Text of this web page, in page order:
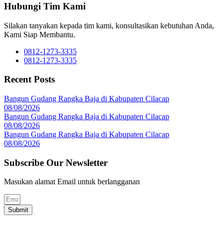
Hubungi Tim Kami
Silakan tanyakan kepada tim kami, konsultasikan kebutuhan Anda,
Kami Siap Membantu.
0812-1273-3335
0812-1273-3335
Recent Posts
Bangun Gudang Rangka Baja di Kabupaten Cilacap
08/08/2026
Bangun Gudang Rangka Baja di Kabupaten Cilacap
08/08/2026
Bangun Gudang Rangka Baja di Kabupaten Cilacap
08/08/2026
Subscribe Our Newsletter
Masukan alamat Email untuk berlangganan
Submit